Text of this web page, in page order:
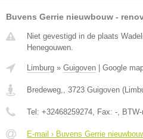
Buvens Gerrie nieuwbouw -
Niet gevestigd in de plaats
Henegouwen.
Limburg » Guigoven | Google
Bredeweg, 3723 Guigoven (
Tel: +32468259274 , Fax: - ,
E-mail › Buvens Gerrie